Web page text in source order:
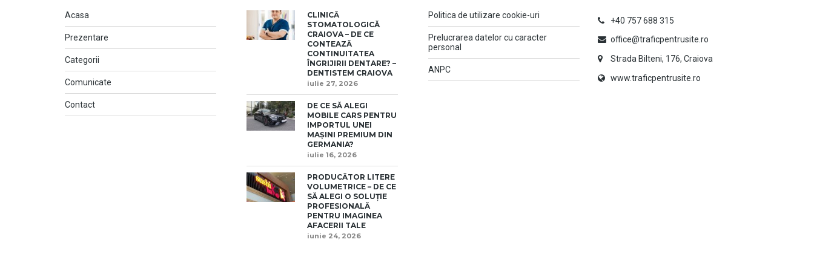
Acasa
Prezentare
Categorii
Comunicate
Contact
CLINICĂ
STOMATOLOGICĂ
CRAIOVA – DE CE
CONTEAZĂ
CONTINUITATEA
ÎNGRIJIRII DENTARE? –
DENTISTEM CRAIOVA
iulie 27, 2026
DE CE SĂ ALEGI
MOBILE CARS PENTRU
IMPORTUL UNEI
MAȘINI PREMIUM DIN
GERMANIA?
iulie 16, 2026
PRODUCĂTOR LITERE
VOLUMETRICE – DE CE
SĂ ALEGI O SOLUȚIE
PROFESIONALĂ
PENTRU IMAGINEA
AFACERII TALE
iunie 24, 2026
Politica de utilizare cookie-uri
Prelucrarea datelor cu caracter
personal
ANPC
+40 757 688 315
office@traficpentrusite.ro
Strada Bilteni, 176, Craiova
www.traficpentrusite.ro